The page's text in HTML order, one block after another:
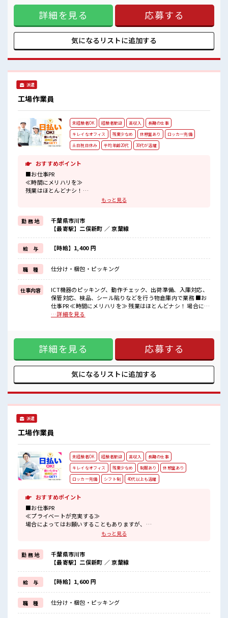
る≫ 場合によってはお願いすることもありますが、 残業はほ
とんどナシ！ ≪週休2日制≫ 週末は家族や友人と一緒にプラ
イベート満喫！ ≪自分に合った期間で働ける≫ 福利厚生が整
った派遣のお仕事です！ ■職場の雰囲気 休憩室で自分タイ
ム！ のんびりスマホチェック♪ 持ち物が多いあなたにもぴっ
たり☆ ロッカー付き職場♪ 残業はほとんどなし！ プライベー
詳細を見る 応募する
気になるリストに追加する
派遣
工場作業員
未経験者OK 経験者歓迎 高収入
長期の仕事
キレイなオフィス
残業少なめ 休憩室あり
ロッカー完備
土日祝日休み
平均年齢20代 30代が活躍
おすすめポイント
■お仕事PR
≪時間にメリハリを≫
残業はほとんどナシ！
場合によってはお願いすることもあります♪
週末は家族や友人と一緒にプライベート満喫！
≪未経験OKの仕事≫
新しいことにチャレンジするのは不安だけど、
しっかり働く環境が整っています！
イチからスキルUP・ステップUP目指していきましょう！
≪収入アップを目指せる≫
高時給だらけの派遣のお仕事です！
■職場の雰囲気
≪20代の方が多数活躍中の職場≫
休憩時間にゆっくりできるスペース完備！
ロッカーあり！
安心してお仕事に集中♪
もっと見る
勤 務 地
千葉県市川市
【最寄駅】二俣新町 ／ 京葉線
給 与 【時給】1,400 円
職 種 仕分け・梱包・ピッキング
仕事内容
ICT機器のピッキング、動作チェック、出荷準備、入庫対応、
保管対応、検品、シール貼りなどを行う物倉庫内で業務 ■お
仕事PR ≪時間にメリハリを≫ 残業はほとんどナシ！ 場合によ
ってはお願いすることもあります♪ ≪週休2日制≫ 週末は家
環境が整っています！ イチからスキルUP・ステップUP目指
していきましょう！ ≪収入アップを目指せる≫ 高時給だらけ
の派遣のお仕事です！ ■職場の雰囲気 ≪20代の方が多数活躍
中の職場≫ 休憩時間にゆっくりできるスペース完備！ ロッカ
ーあり！ 安心してお仕事に集中♪
…詳細を見る
詳細を見る 応募する
気になるリストに追加する
派遣
工場作業員
未経験者OK 経験者歓迎 高収入
長期の仕事
キレイなオフィス
残業少なめ 制服あり
休憩室あり
ロッカー完備
シフト制 40代以上も活躍
おすすめポイント
■お仕事PR
≪プライベートが充実する≫
場合によってはお願いすることもありますが、
制服があるので、
毎日の服装の悩み解消♪
≪初めての仕事だけど自分にもできそう≫
新しいことにチャレンジするのは不安だけど、
しっかり働く環境が整っています！
イチからスキルUP・ステップUP目指していきましょう！
≪自分に向いている仕事が探せる≫
困った事などがあれば、
担当がしっかりサポートします！
もっと見る
勤 務 地
千葉県市川市
【最寄駅】二俣新町 ／ 京葉線
給 与 【時給】1,600 円
職 種 仕分け・梱包・ピッキング